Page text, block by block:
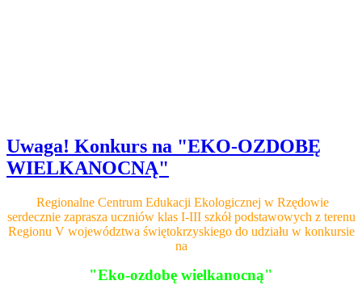
Uwaga! Konkurs na "EKO-OZDOBĘ
WIELKANOCNĄ"
Regionalne Centrum Edukacji Ekologicznej w Rzędowie
serdecznie zaprasza uczniów klas I-III szkół podstawowych z terenu
Regionu V województwa świętokrzyskiego do udziału w konkursie
na
"Eko-ozdobę wielkanocną"